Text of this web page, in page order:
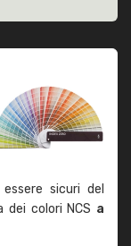
sicuri del
colori NCS a